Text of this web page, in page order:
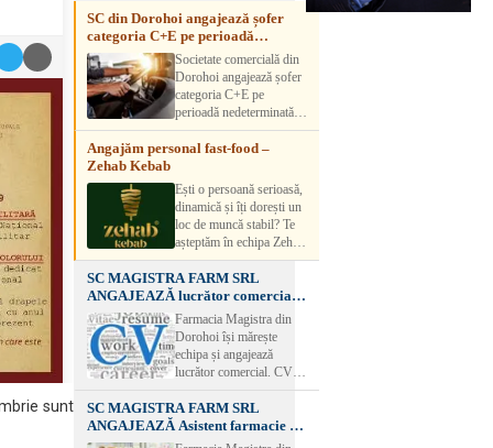
sunt
SC din Dorohoi angajează șofer
categoria C+E pe perioadă
nedeterminatăSocietate comercială din
Dorohoi angajează șofer
categoria C+E pe
perioadă nedeterminată.
Candidatul trebuie să
aibă experiență și atestat
detalii, vă rog să sunați la
numărul de telefon.
Angajăm personal fast-food –
Zehab Kebab
Ești o persoană serioasă,
dinamică și îți dorești un
loc de muncă stabil? Te
așteptăm în echipa Zehab
Kebab! Posturi
disponibile: -
SHAORMAR AJUTOR
BUCATAR 2/posturi -
LUCRATOR
COMERCIAL
VANZATOR /2 posturi
muncă Program flexibil
Salariu motivant, în
funcție de experienț
SC MAGISTRA FARM SRL
ANGAJEAZĂ lucrător comercial –
DOROHOI
Farmacia Magistra din
Dorohoi își mărește
echipa și angajează
lucrător comercial. CV-
urile se pot depune: * la
sediul Farmaciei
Magistra – Bulevardul
Victoriei nr. 23, Dorohoi
SC MAGISTRA FARM SRL
ANGAJEAZĂ Asistent farmacie –
DOROHOI